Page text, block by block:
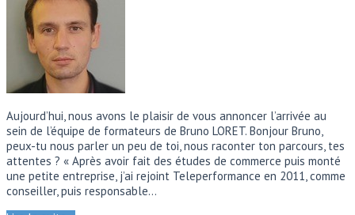
Aujourd’hui, nous avons le plaisir de vous annoncer l’arrivée au
sein de l’équipe de formateurs de Bruno LORET. Bonjour Bruno,
peux-tu nous parler un peu de toi, nous raconter ton parcours, tes
attentes ? « Après avoir fait des études de commerce puis monté
une petite entreprise, j’ai rejoint Teleperformance en 2011, comme
conseiller, puis responsable…